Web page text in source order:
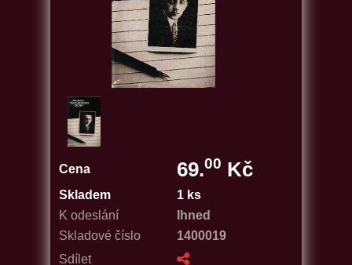
Cena 69.00 Kč
Skladem
1 ks
K odeslání
Ihned
Skladové číslo
1400019
Sdílet